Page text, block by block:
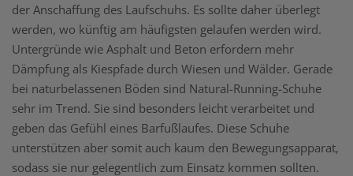
der Anschaffung des Laufschuhs. Es sollte daher überlegt
werden, wo künftig am häufigsten gelaufen werden wird.
Untergründe wie Asphalt und Beton erfordern mehr
Dämpfung als Kiespfade durch Wiesen und Wälder. Gerade
bei naturbelassenen Böden sind Natural-Running-Schuhe
sehr im Trend. Sie sind besonders leicht verarbeitet und
geben das Gefühl eines Barfußlaufes. Diese Schuhe
unterstützen aber somit auch kaum den Bewegungsapparat,
sodass sie nur gelegentlich zum Einsatz kommen sollten.